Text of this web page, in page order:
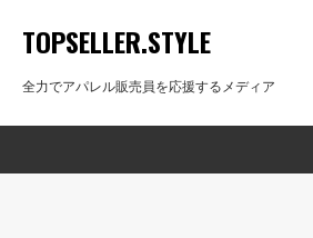
TOPSELLER.STYLE
全力でアパレル販売員を応援するメディア